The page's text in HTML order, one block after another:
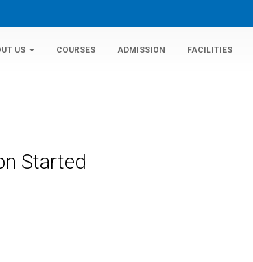
US COURSES ADMISSION FACILITIES
Started